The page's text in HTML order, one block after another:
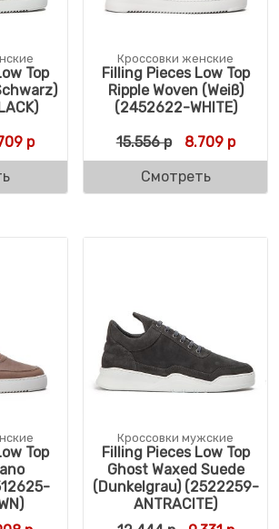
Top
цена составляла 15.556
рТекущая цена: 8.709 р.
Кроссовки женские
Filling Pieces Low Top
Ripple Woven (Weiß)
(2452622-WHITE)
15.556р 8.709р
Смотреть
Top
Кроссовки мужские
Filling Pieces Low Top
Ghost Waxed Suede
(Dunkelgrau) (2522259-
ANTRACITE)